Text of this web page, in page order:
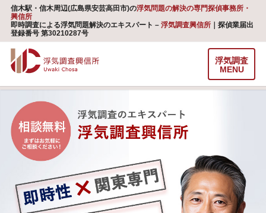
信木駅・信木周辺(広島県安芸高田市)の浮気問題の解決の専門探偵事務所・
興信所
即時調査による浮気問題解決のエキスパート – 浮気調査興信所 ｜探偵業届出
登録番号 第30210287号
浮気調査
MENU